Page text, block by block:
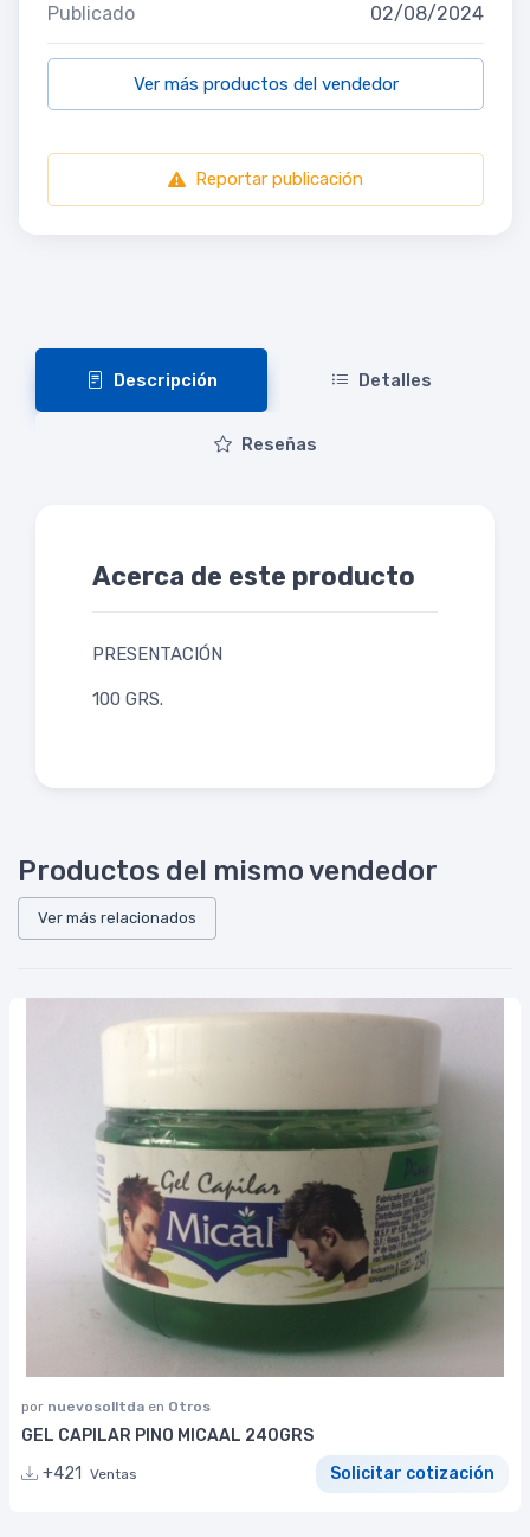
Publicado 02/08/2024
Ver más productos del vendedor
Reportar publicación
Descripción Detalles
Reseñas
Acerca de este producto
PRESENTACIÓN
100 GRS.
Productos del mismo vendedor
Ver más relacionados
por nuevosolltda en Otros
GEL CAPILAR PINO MICAAL 240GRS
+421
Ventas Solicitar cotización